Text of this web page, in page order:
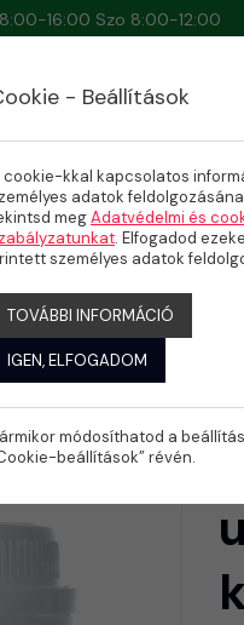
16:00 Szo 8:00-12:00
Az
- Beállítások
cookie-kkal kapcsolatos
adatok
megAdatvédelmi és
. Elfogadod
személyes adatok
TOVÁBBI INFORMÁCIÓ
IGEN, ELFOGADOM
módosíthatod a
beállítások” révén.